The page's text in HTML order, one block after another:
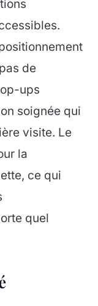
de
ups
soignée qui
visite. Le
la
ce qui
quel